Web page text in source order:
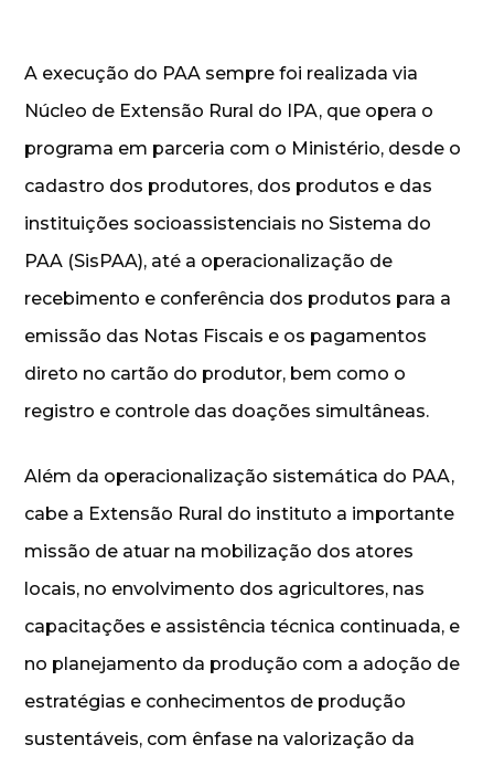
A execução do PAA sempre foi realizada via
Núcleo de Extensão Rural do IPA, que opera o
programa em parceria com o Ministério, desde o
cadastro dos produtores, dos produtos e das
instituições socioassistenciais no Sistema do
PAA (SisPAA), até a operacionalização de
recebimento e conferência dos produtos para a
emissão das Notas Fiscais e os pagamentos
direto no cartão do produtor, bem como o
registro e controle das doações simultâneas.
Além da operacionalização sistemática do PAA,
cabe a Extensão Rural do instituto a importante
missão de atuar na mobilização dos atores
locais, no envolvimento dos agricultores, nas
capacitações e assistência técnica continuada, e
no planejamento da produção com a adoção de
estratégias e conhecimentos de produção
sustentáveis, com ênfase na valorização da